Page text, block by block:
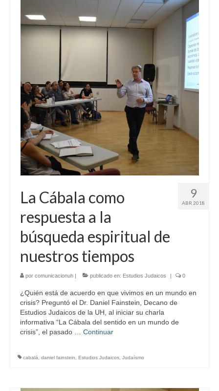
9
ABR 2018
La Cábala como
respuesta a la
búsqueda espiritual de
nuestros tiempos
por comunicacionuh | publicado en: Estudios Judaicos | 0
¿Quién está de acuerdo en que vivimos en un mundo en
crisis? Preguntó el Dr. Daniel Fainstein, Decano de
Estudios Judaicos de la UH, al iniciar su charla
informativa “La Cábala del sentido en un mundo de
crisis”, el pasado … Continuar
cabalá daniel fainstein Estudios Judaicos Judaísmo